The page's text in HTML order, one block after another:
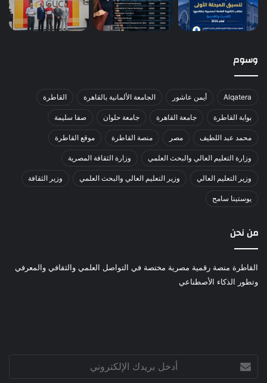
وسوم
Alqatera أيمن عاشور الجامعة الألمانية بالقاهرة القاطرة
بوابة القاطرة جامعة القاهرة جامعة حلوان صفا سليمة
محمد عبد اللطيف مصر منصة القاطرة موقع القاطرة
وزارة التعليم العالي والبحث العلمي وزارة الثقافة المصرية
وزير التعليم العالي وزير التعليم العالي والبحث العلمي وزير الثقافة
يوستينا سامح
من نحن
القاطرة منصة رقمية مصرية مختصة في التواصل العلمي والثقافي والمعرفي
وتطور الذكاء الأصطناعي
بريدك